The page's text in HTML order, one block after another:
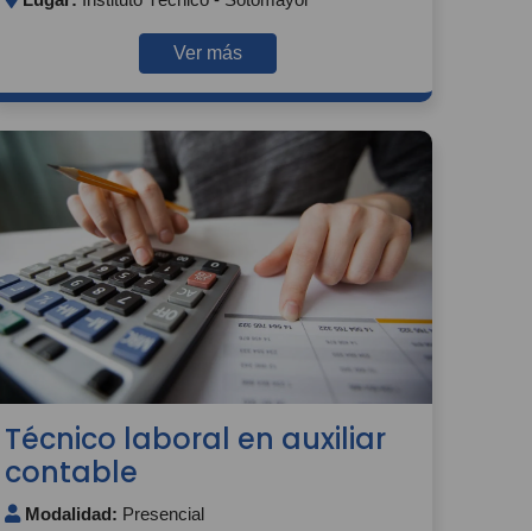
Ver más
Técnico laboral en auxiliar
contable
Modalidad: Presencial